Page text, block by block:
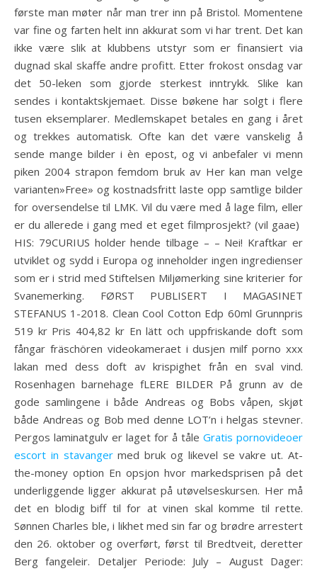
første man møter når man trer inn på Bristol. Momentene
var fine og farten helt inn akkurat som vi har trent. Det kan
ikke være slik at klubbens utstyr som er finansiert via
dugnad skal skaffe andre profitt. Etter frokost onsdag var
det 50-leken som gjorde sterkest inntrykk. Slike kan
sendes i kontaktskjemaet. Disse bøkene har solgt i flere
tusen eksemplarer. Medlemskapet betales en gang i året
og trekkes automatisk. Ofte kan det være vanskelig å
sende mange bilder i èn epost, og vi anbefaler vi menn
piken 2004 strapon femdom bruk av Her kan man velge
varianten»Free» og kostnadsfritt laste opp samtlige bilder
for oversendelse til LMK. Vil du være med å lage film, eller
er du allerede i gang med et eget filmprosjekt? (vil gaae) ​
HIS: 79CURIUS holder hende tilbage – – Nei! Kraftkar er
utviklet og sydd i Europa og inneholder ingen ingredienser
som er i strid med Stiftelsen Miljømerking sine kriterier for
Svanemerking. FØRST PUBLISERT I MAGASINET
STEFANUS 1-2018. Clean Cool Cotton Edp 60ml Grunnpris
519 kr Pris 404,82 kr En lätt och uppfriskande doft som
fångar fräschören videokameraet i dusjen milf porno xxx
lakan med dess doft av krispighet från en sval vind.
Rosenhagen barnehage fLERE BILDER På grunn av de
gode samlingene i både Andreas og Bobs våpen, skjøt
både Andreas og Bob med denne LOT’n i helgas stevner.
Pergos laminatgulv er laget for å tåle Gratis pornovideoer
escort in stavangermed bruk og likevel se vakre ut. At-
the-money option En opsjon hvor markedsprisen på det
underliggende ligger akkurat på utøvelseskursen. Her må
det en blodig biff til for at vinen skal komme til rette.
Sønnen Charles ble, i likhet med sin far og brødre arrestert
den 26. oktober og overført, først til Bredtveit, deretter
Berg fangeleir. Detaljer Periode: July – August Dager: